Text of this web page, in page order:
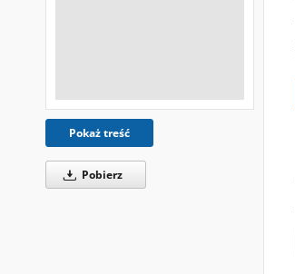
Pokaż treść
Pobierz